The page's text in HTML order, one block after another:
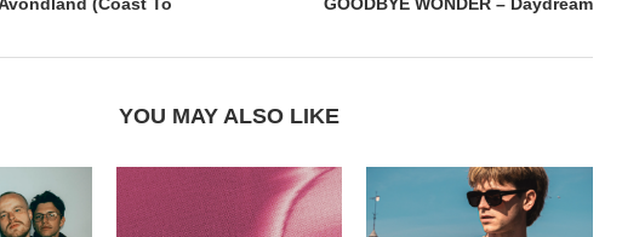
(Coast To
GOODBYE WONDER – Daydream
YOU MAY ALSO LIKE